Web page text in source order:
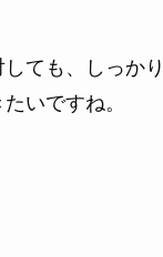
ても、しっか
いですね。